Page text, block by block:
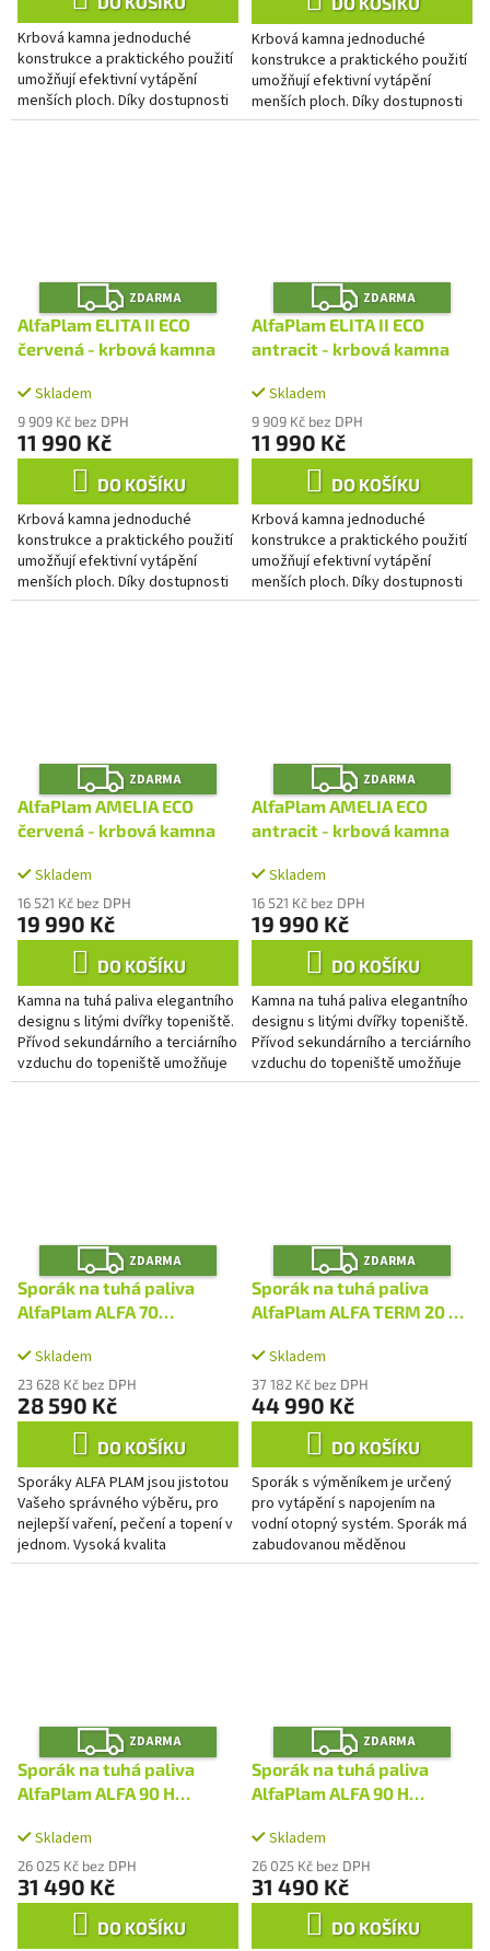
Krbová kamna jednoduché
konstrukce a praktického použití
umožňují efektivní vytápění
menších ploch. Díky dostupnosti
několika barev se snažíme plně
Krbová kamna jednoduché
konstrukce a praktického použití
umožňují efektivní vytápění
menších ploch. Díky dostupnosti
několika barev se snažíme plně
Z
D
A
R
M
ZDARMA
AlfaPlam ELITA II ECO
červená - krbová kamna
Skladem
9 909 Kč bez DPH
11 990 Kč
DO KOŠÍKU
Krbová kamna jednoduché
konstrukce a praktického použití
umožňují efektivní vytápění
menších ploch. Díky dostupnosti
několika barev se snažíme plně
Z
D
A
R
M
ZDARMA
AlfaPlam ELITA II ECO
antracit - krbová kamna
Skladem
9 909 Kč bez DPH
11 990 Kč
DO KOŠÍKU
Krbová kamna jednoduché
konstrukce a praktického použití
umožňují efektivní vytápění
menších ploch. Díky dostupnosti
několika barev se snažíme plně
Z
D
A
R
M
ZDARMA
AlfaPlam AMELIA ECO
červená - krbová kamna
Skladem
16 521 Kč bez DPH
19 990 Kč
DO KOŠÍKU
Kamna na tuhá paliva elegantního
designu s litými dvířky topeniště.
Přívod sekundárního a terciárního
vzduchu do topeniště umožňuje
čistší spalování. Pohled na oheň
Z
D
A
R
M
ZDARMA
AlfaPlam AMELIA ECO
antracit - krbová kamna
Skladem
16 521 Kč bez DPH
19 990 Kč
DO KOŠÍKU
Kamna na tuhá paliva elegantního
designu s litými dvířky topeniště.
Přívod sekundárního a terciárního
vzduchu do topeniště umožňuje
čistší spalování. Pohled na oheň
Z
D
A
R
M
ZDARMA
Sporák na tuhá paliva
AlfaPlam ALFA 70
levýSkladem
23 628 Kč bez DPH
28 590 Kč
DO KOŠÍKU
Sporáky ALFA PLAM jsou jistotou
Vašeho správného výběru, pro
nejlepší vaření, pečení a topení v
jednom. Vysoká kvalita
konstrukce, použitých materiálů i
Z
D
A
R
M
ZDARMA
Sporák na tuhá paliva
AlfaPlam ALFA TERM 20 s
Skladem
37 182 Kč bez DPH
44 990 Kč
DO KOŠÍKU
Sporák s výměníkem je určený
pro vytápění s napojením na
vodní otopný systém. Sporák má
zabudovanou měděnou
ochlazovací smyčku, která
Z
D
A
R
M
ZDARMA
Sporák na tuhá paliva
AlfaPlam ALFA 90 H
Skladem
26 025 Kč bez DPH
31 490 Kč
DO KOŠÍKU
Z
D
A
R
M
ZDARMA
Sporák na tuhá paliva
AlfaPlam ALFA 90 H
Skladem
26 025 Kč bez DPH
31 490 Kč
DO KOŠÍKU